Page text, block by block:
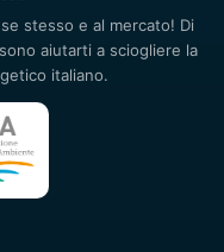
stesso e al mercato! Di
aiutarti a sciogliere la
italiano.